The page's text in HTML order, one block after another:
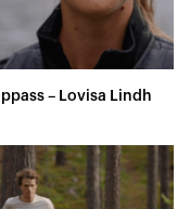
– Lovisa Lindh